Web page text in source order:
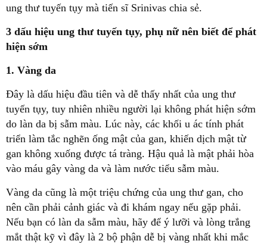
ung thư tuyến tụy mà tiến sĩ Srinivas chia sẻ.
3 dấu hiệu ung thư tuyến tụy, phụ nữ nên biết để phát
hiện sớm
1. Vàng da
Đây là dấu hiệu đầu tiên và dễ thấy nhất của ung thư
tuyến tụy, tuy nhiên nhiều người lại không phát hiện sớm
do làn da bị sẫm màu. Lúc này, các khối u ác tính phát
triển làm tắc nghẽn ống mật của gan, khiến dịch mật từ
gan không xuống được tá tràng. Hậu quả là mật phải hòa
vào máu gây vàng da và làm nước tiểu sẫm màu.
Vàng da cũng là một triệu chứng của ung thư gan, cho
nên cần phải cảnh giác và đi khám ngay nếu gặp phải.
Nếu bạn có làn da sẫm màu, hãy để ý lưỡi và lòng trắng
mắt thật kỹ vì đây là 2 bộ phận dễ bị vàng nhất khi mắc